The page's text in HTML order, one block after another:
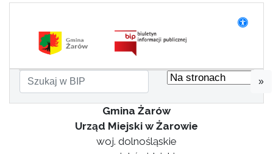
»
Gmina Żarów
Urząd Miejski w Żarowie
woj. dolnośląskie